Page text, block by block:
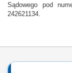
Sądowego pod
242621134.